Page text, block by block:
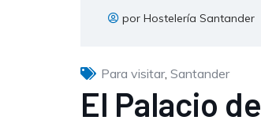
por Hostelería Santander
Para visitar, Santander
El Palacio